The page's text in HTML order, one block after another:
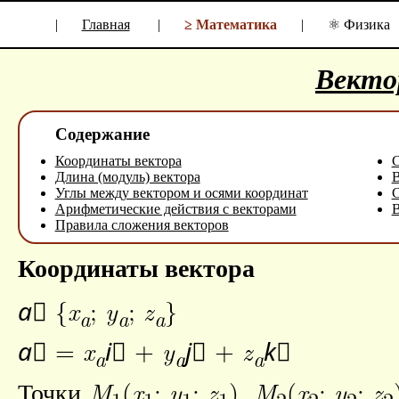
| Главная | ≥ Математика | ⚛ Физика
Содержание
Координаты вектора
Длина (модуль) вектора
Углы между вектором и осями координат
Арифметические действия с векторами
Правила сложения векторов
Координаты вектора
a⃗ {xa; ya; za}
a⃗ = xai⃗ + yaj⃗ + zak⃗
Точки M (x ; y ; z ), M (x ; y ; z